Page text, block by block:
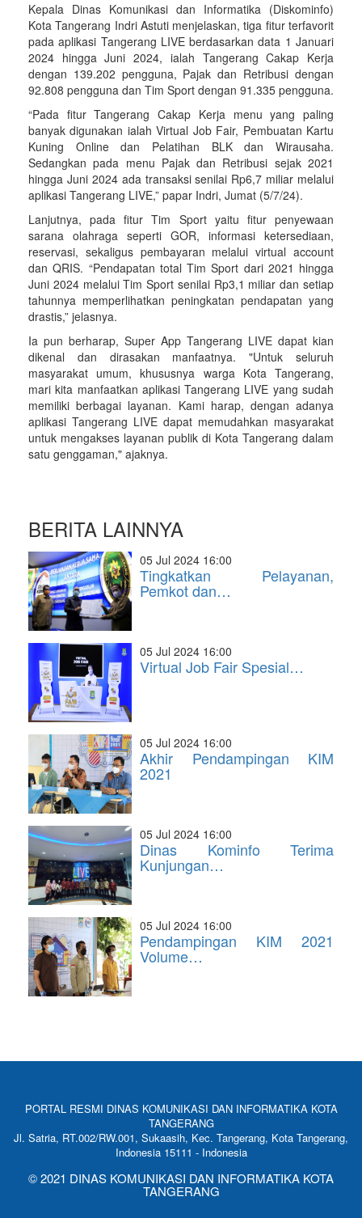
Kepala Dinas Komunikasi dan Informatika (Diskominfo)
Kota Tangerang Indri Astuti menjelaskan, tiga fitur terfavorit
pada aplikasi Tangerang LIVE berdasarkan data 1 Januari
2024 hingga Juni 2024, ialah Tangerang Cakap Kerja
dengan 139.202 pengguna, Pajak dan Retribusi dengan
92.808 pengguna dan Tim Sport dengan 91.335 pengguna.
“Pada fitur Tangerang Cakap Kerja menu yang paling
banyak digunakan ialah Virtual Job Fair, Pembuatan Kartu
Kuning Online dan Pelatihan BLK dan Wirausaha.
Sedangkan pada menu Pajak dan Retribusi sejak 2021
hingga Juni 2024 ada transaksi senilai Rp6,7 miliar melalui
aplikasi Tangerang LIVE,” papar Indri, Jumat (5/7/24).
Lanjutnya, pada fitur Tim Sport yaitu fitur penyewaan
sarana olahraga seperti GOR, informasi ketersediaan,
reservasi, sekaligus pembayaran melalui virtual account
dan QRIS. “Pendapatan total Tim Sport dari 2021 hingga
Juni 2024 melalui Tim Sport senilai Rp3,1 miliar dan setiap
tahunnya memperlihatkan peningkatan pendapatan yang
drastis,” jelasnya.
Ia pun berharap, Super App Tangerang LIVE dapat kian
dikenal dan dirasakan manfaatnya. "Untuk seluruh
masyarakat umum, khususnya warga Kota Tangerang,
mari kita manfaatkan aplikasi Tangerang LIVE yang sudah
memiliki berbagai layanan. Kami harap, dengan adanya
aplikasi Tangerang LIVE dapat memudahkan masyarakat
untuk mengakses layanan publik di Kota Tangerang dalam
satu genggaman," ajaknya.
BERITA LAINNYA
05 Jul 2024 16:00
Tingkatkan Pelayanan,
Pemkot dan…
05 Jul 2024 16:00
Virtual Job Fair Spesial…
05 Jul 2024 16:00
Akhir Pendampingan KIM
2021
05 Jul 2024 16:00
Dinas Kominfo Terima
Kunjungan…
05 Jul 2024 16:00
Pendampingan KIM 2021
Volume…
PORTAL RESMI DINAS KOMUNIKASI DAN INFORMATIKA KOTA
TANGERANG
Jl. Satria, RT.002/RW.001, Sukaasih, Kec. Tangerang, Kota Tangerang,
Indonesia 15111 - Indonesia
© 2021 DINAS KOMUNIKASI DAN INFORMATIKA KOTA
TANGERANG